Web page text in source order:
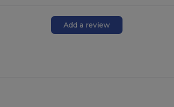
Add a review